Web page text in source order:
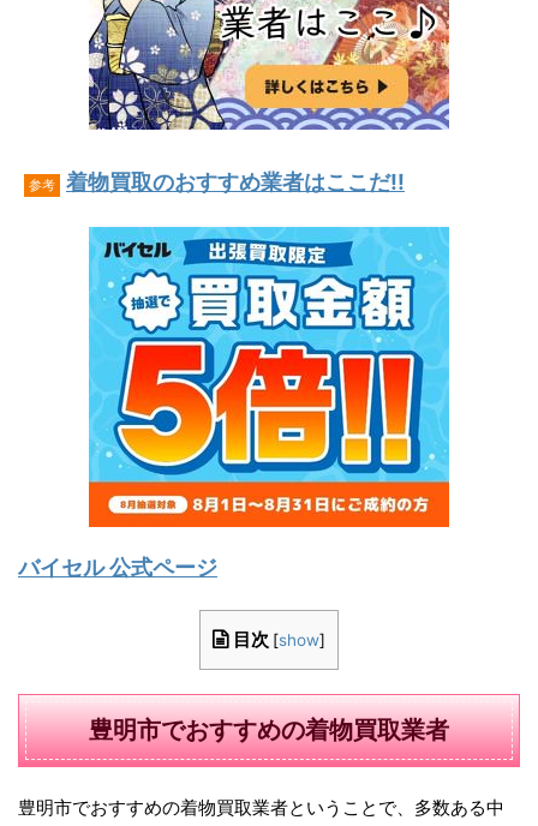
参考 着物買取のおすすめ業者はここだ!!
バイセル 公式ページ
目次 [show]
豊明市でおすすめの着物買取業者
豊明市でおすすめの着物買取業者ということで、多数ある中